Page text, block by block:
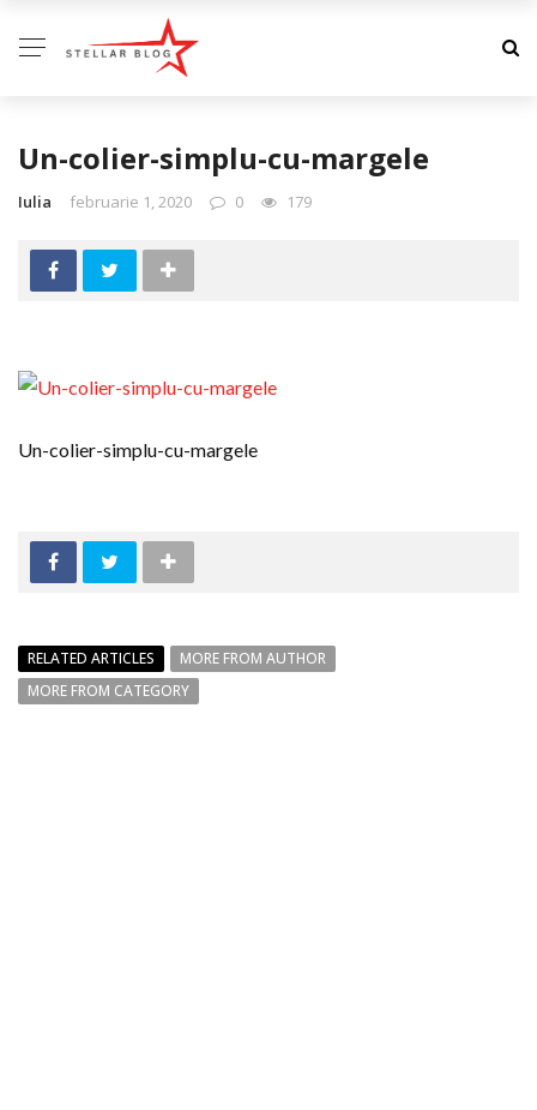
Un-colier-simplu-cu-margele
Iulia februarie 1, 2020 0 179
Un-colier-simplu-cu-margele
RELATED ARTICLES
MORE FROM AUTHOR
MORE FROM CATEGORY